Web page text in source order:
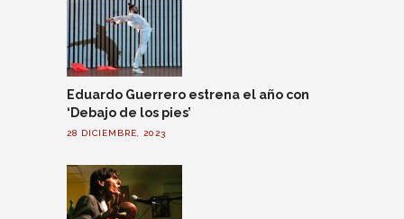
Eduardo Guerrero estrena el año con
‘Debajo de los pies’
28 DICIEMBRE, 2023